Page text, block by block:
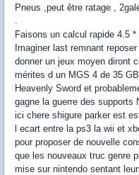
Pneus ,peut être ratage ,
.
Faisons un calcul rapide 4.5
Imaginer last remnant
donner un jeux moyen diront
mérites d un MGS 4 de 35 GB
Heavenly Sword et
gagne la guerre des supports
ici chere shigure parker est
l ecart entre la ps3 la wii et
pour proposer de nouvelle
que les nouveaux truc genre
mise sur nintendo sentant